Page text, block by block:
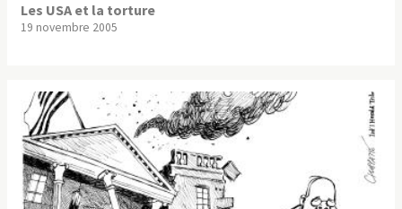
Les USA et la torture
19 novembre 2005